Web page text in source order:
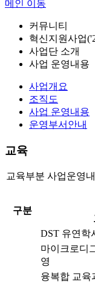
메인 이동
커뮤니티
혁신지원사업
사업단 소개
사업 운영내용
사업개요
조직도
사업 운영내용
운영부서안내
교육
교육부분 사업운영
구분
DST 유연학
마이크로디
영
융복합 교육